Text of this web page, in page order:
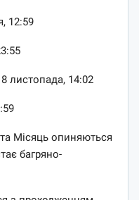
12:59
листопада, 14:02
Місяць опиняються
багряно-